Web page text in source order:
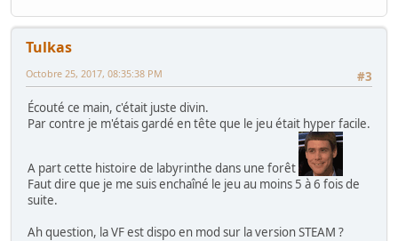
Tulkas
#3
Octobre 25, 2017, 08:35:38 PM
Écouté ce main, c'était juste divin.
Par contre je m'étais gardé en tête que le jeu était hyper facile.
A part cette histoire de labyrinthe dans une forêt
Faut dire que je me suis enchaîné le jeu au moins 5 à 6 fois de
suite.
Ah question, la VF est dispo en mod sur la version STEAM ?